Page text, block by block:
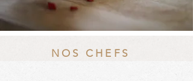
NOS CHEFS